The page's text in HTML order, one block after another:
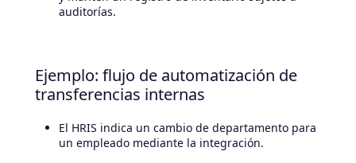
auditorías.
Ejemplo: flujo de automatización de
transferencias internas
El HRIS indica un cambio de departamento para
un empleado mediante la integración.